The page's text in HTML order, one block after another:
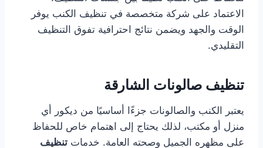
الاعتماد على شركة متخصصة في تنظيف الكنب يوفر
الوقت والجهد ويضمن نتائج احترافية تفوق التنظيف
التقليدي.
تنظيف صالونات الشارقة
يعتبر الكنب والصالونات جزءًا أساسيًا من ديكور أي
منزل أو مكتب، لذلك يحتاج إلى اهتمام خاص للحفاظ
على مظهره الجميل وصحته العامة. خدمات تنظيف